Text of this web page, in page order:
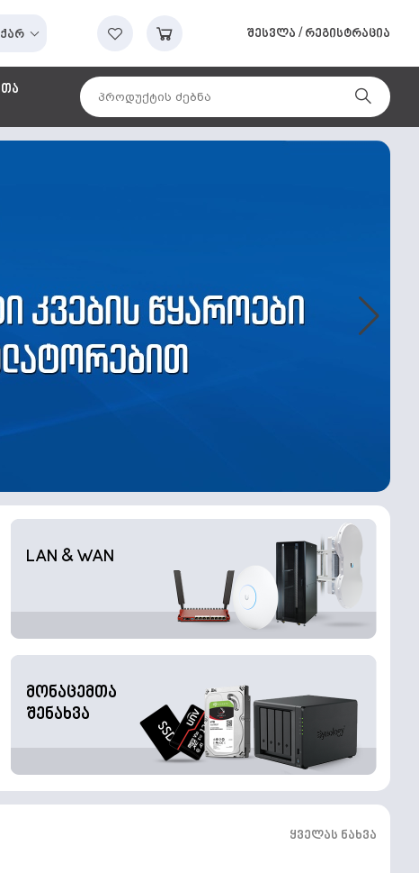
ქარ შესვლა / რეგისტრაცია
LAN & WAN
მონაცემთა
შენახვა
ყველას ნახვა